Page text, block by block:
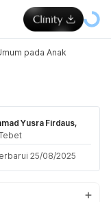
pada Anak
Yusra Firdaus,
25/08/2025